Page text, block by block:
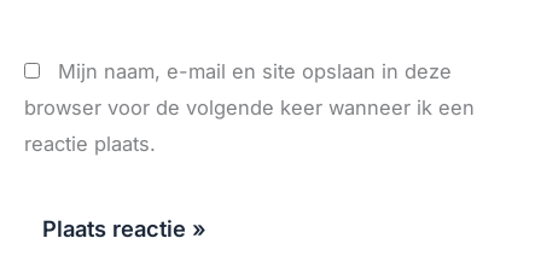
Mijn naam, e-mail en site opslaan in deze
browser voor de volgende keer wanneer ik een
reactie plaats.